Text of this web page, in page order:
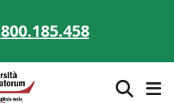
800.185.458